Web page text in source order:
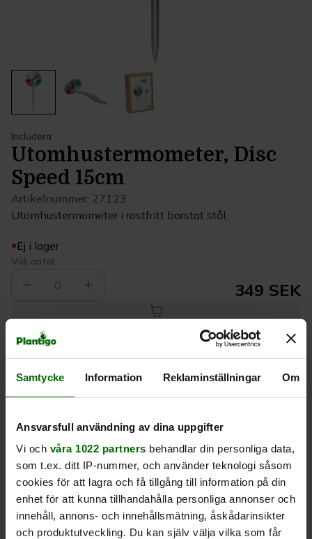
Samtycke Information Reklaminställningar Om
Ansvarsfull användning av dina uppgifter
Vi och våra 1022 partners behandlar din personliga data,
som t.ex. ditt IP-nummer, och använder teknologi såsom
cookies för att lagra och få tillgång till information på din
enhet för att kunna tillhandahålla personliga annonser och
innehåll, annons- och innehållsmätning, åskådarinsikter
och produktutveckling. Du kan själv välja vilka som får
Includera
Utomhustermometer, Disc
Speed 15cm
Artikelnummer: 27123
Utomhustermometer i rostfritt borstat stål.
Ej i lager
Välj antal
0 349 SEK
Leverans 1-
Eget lager allt i
Beskrivning
Produktrecensioner